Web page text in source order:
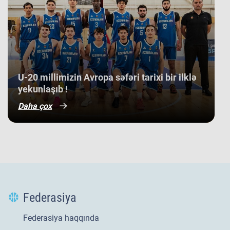
​U-20 millimizin Avropa səfəri tarixi bir ilklə
yekunlaşıb !
Daha çox
Federasiya
Federasiya haqqında